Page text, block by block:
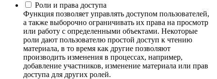
Роли и права доступа
Функция позволяет управлять доступом пользователей,
а также выборочно ограничивать их права на просмотр
или работу с определенными объектами. Некоторые
роли дают пользователю простой доступ к чтению
материала, в то время как другие позволяют
производить изменения в процессах, например,
добавление участников, изменение материала или прав
доступа для других ролей.